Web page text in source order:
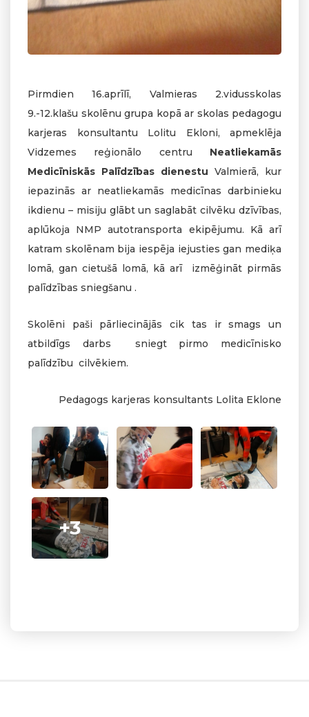
Pirmdien 16.aprīlī, Valmieras 2.vidusskolas
9.-12.klašu skolēnu grupa kopā ar skolas pedagogu
karjeras konsultantu Lolitu Ekloni, apmeklēja
Vidzemes reģionālo centru Neatliekamās
Medicīniskās Palīdzības dienestu Valmierā, kur
iepazinās ar neatliekamās medicīnas darbinieku
ikdienu – misiju glābt un saglabāt cilvēku dzīvības,
aplūkoja NMP autotransporta ekipējumu. Kā arī
katram skolēnam bija iespēja iejusties gan mediķa
lomā, gan cietušā lomā, kā arī izmēģināt pirmās
palīdzības sniegšanu .
Skolēni paši pārliecinājās cik tas ir smags un
atbildīgs darbs sniegt pirmo medicīnisko
palīdzību cilvēkiem.
Pedagogs karjeras konsultants Lolita Eklone
+3